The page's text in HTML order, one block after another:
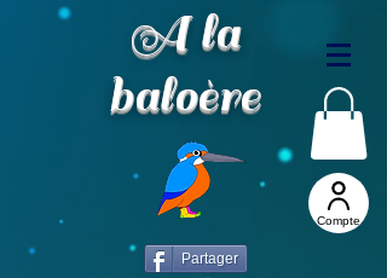
A la
baloère
Compte
Partager